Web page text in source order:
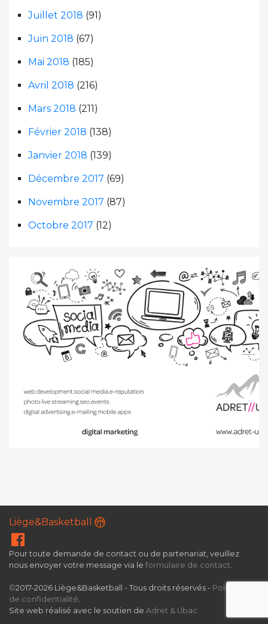
Juillet 2018 (91)
Juin 2018 (67)
Mai 2018 (185)
Avril 2018 (216)
Mars 2018 (211)
Février 2018 (138)
Janvier 2018 (139)
Décembre 2017 (69)
Novembre 2017 (87)
Octobre 2017 (12)
Liège&Basketball
Pour toute demande de contact ou de partenariat, veuillez
nous envoyer votre message via le formulaire de contact
©2017-2026 Liège&Basketball - Tous droits réservés - Politique
de confidentialité
Site web réalisé avec le soutien de Adret & Ubac